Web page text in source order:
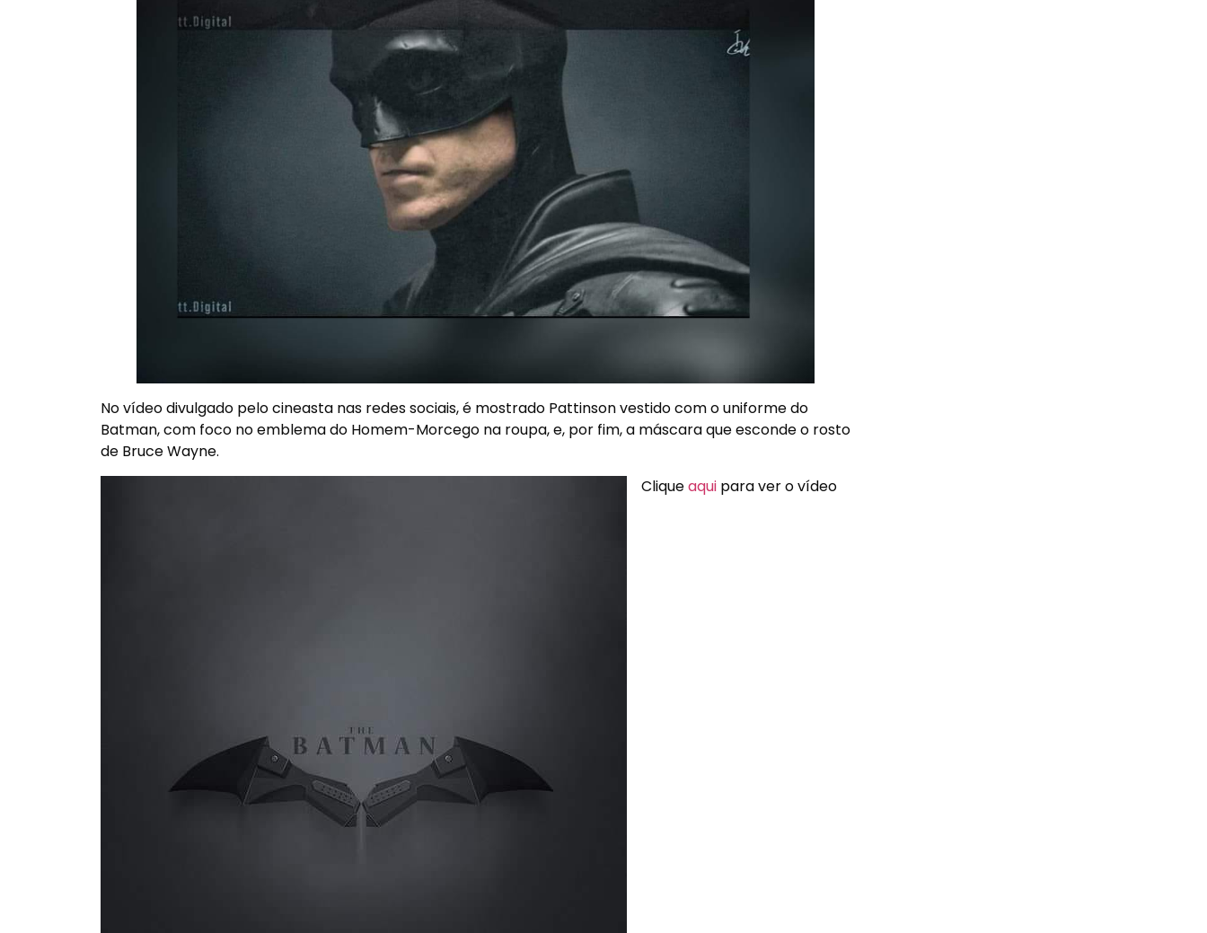
No vídeo divulgado pelo cineasta nas redes sociais, é mostrado Pattinson vestido com o uniforme do
Batman, com foco no emblema do Homem-Morcego na roupa, e, por fim, a máscara que esconde o rosto
de Bruce Wayne.
Cliqueaqui para ver o vídeo